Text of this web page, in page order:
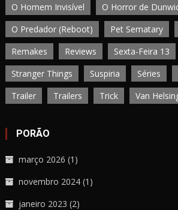
O Homem Invisível
O Horror de
O Predador (Reboot)
Pet Sematary
Remakes
Reviews Sexta-Feira 13
Stranger Things
Suspiria Séries
Trailer
Trailers Trick Van
PORÃO
março 2026 (1)
novembro 2024 (1)
janeiro 2023 (2)